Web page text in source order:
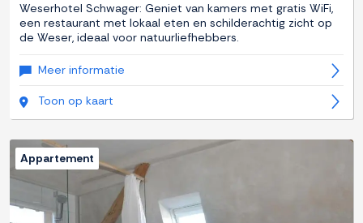
Weserhotel Schwager: Geniet van kamers met gratis WiFi,
een restaurant met lokaal eten en schilderachtig zicht op
de Weser, ideaal voor natuurliefhebbers.
Meer informatie
Toon op kaart
Appartement